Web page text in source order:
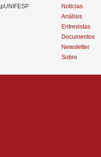
Noticias
Análisis
Entrevistas
Documentos
Newsletter
Sobre